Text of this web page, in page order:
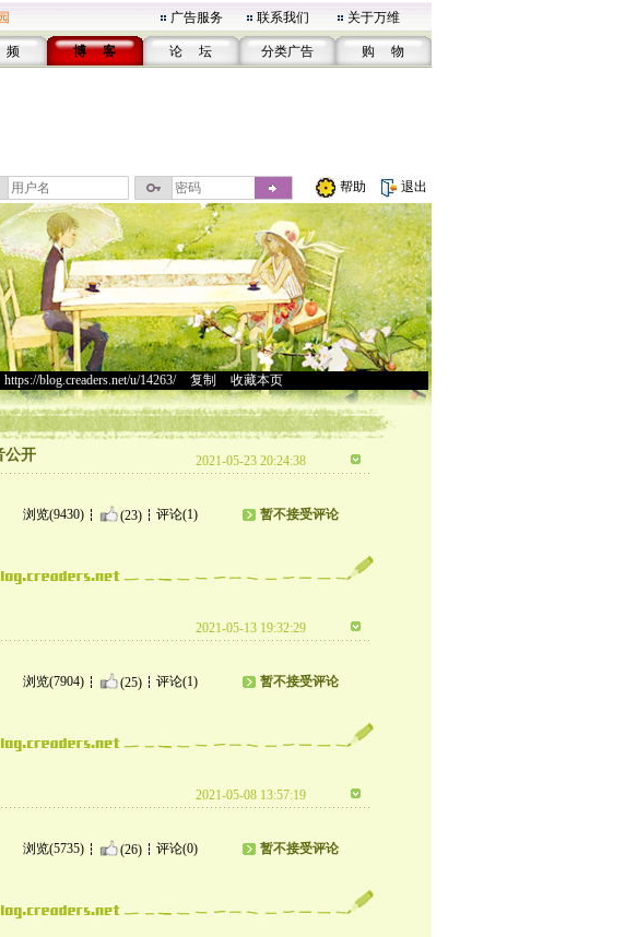
广告服务 联系我们 关于万维
博 客 论 坛 分类广告 购 物
帮助 退出
https://blog.creaders.net/u/14263/> 复制 收藏本页
公开 2021-05-23 20:24:38
浏览(9430) (23) 评论(1) 暂不接受评论
2021-05-13 19:32:29
浏览(7904) (25) 评论(1) 暂不接受评论
2021-05-08 13:57:19
浏览(5735) (26) 评论(0) 暂不接受评论